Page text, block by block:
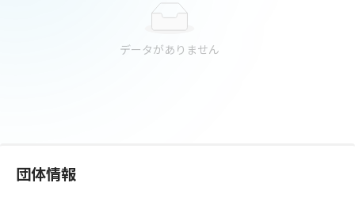
データがありません
団体情報